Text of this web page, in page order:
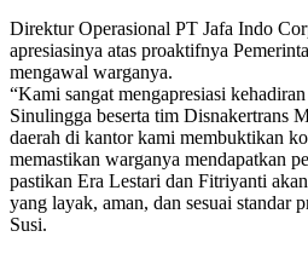
Direktur Operasional PT Jafa Indo
apresiasinya atas proaktifnya
mengawal warganya.
“Kami sangat mengapresiasi
Sinulingga beserta tim Disnakertrans
daerah di kantor kami membuktikan
memastikan warganya mendapatkan
pastikan Era Lestari dan Fitriyanti
yang layak, aman, dan sesuai standar
Susi.